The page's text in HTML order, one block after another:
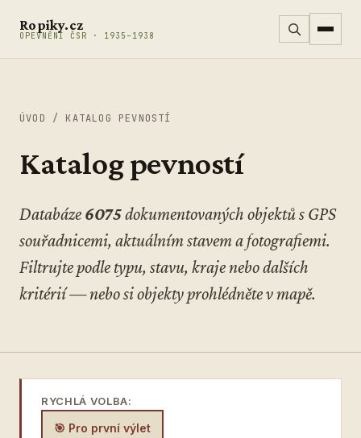
Ropiky.cz
OPEVNĚNÍ ČSR · 1935–1938
ÚVOD / KATALOG PEVNOSTÍ
Katalog pevností
Databáze 6075dokumentovaných objektů s GPS
souřadnicemi, aktuálním stavem a fotografiemi.
Filtrujte podle typu, stavu, kraje nebo dalších
kritérií — nebo si objekty prohlédnětev mapě.
RYCHLÁ VOLBA:
🎯 Pro první výlet